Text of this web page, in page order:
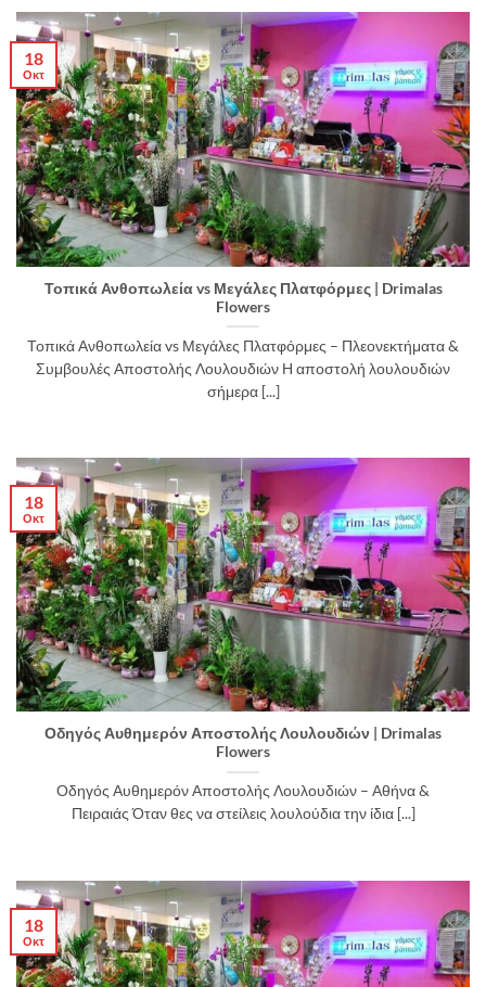
Τοπικά Ανθοπωλεία vs Μεγάλες Πλατφόρμες | Drimalas
Flowers
Τοπικά Ανθοπωλεία vs Μεγάλες Πλατφόρμες – Πλεονεκτήματα &
Συμβουλές Αποστολής Λουλουδιών Η αποστολή λουλουδιών
σήμερα [...]
18
Οκτ
Οδηγός Αυθημερόν Αποστολής Λουλουδιών | Drimalas
Flowers
Οδηγός Αυθημερόν Αποστολής Λουλουδιών – Αθήνα &
Πειραιάς Όταν θες να στείλεις λουλούδια την ίδια [...]
18
Οκτ
18
Οκτ